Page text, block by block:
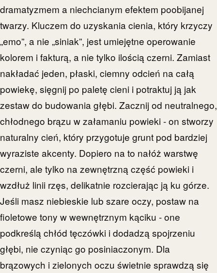
dramatyzmem a niechcianym efektem poobijanej
twarzy. Kluczem do uzyskania cienia, który krzyczy
„emo”, a nie „siniak”, jest umiejętne operowanie
kolorem i fakturą, a nie tylko ilością czerni. Zamiast
nakładać jeden, płaski, ciemny odcień na całą
powiekę, sięgnij po paletę cieni i potraktuj ją jak
zestaw do budowania głębi. Zacznij od neutralnego,
chłodnego brązu w załamaniu powieki - on stworzy
naturalny cień, który przygotuje grunt pod bardziej
wyraziste akcenty. Dopiero na to nałóż warstwę
czerni, ale tylko na zewnętrzną część powieki i
wzdłuż linii rzęs, delikatnie rozcierając ją ku górze.
Jeśli masz niebieskie lub szare oczy, postaw na
fioletowe tony w wewnętrznym kąciku - one
podkreślą chłód tęczówki i dodadzą spojrzeniu
głębi, nie czyniąc go posiniaczonym. Dla
brązowych i zielonych oczu świetnie sprawdzą się